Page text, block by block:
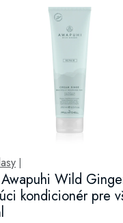
Wild
kondicionér pre